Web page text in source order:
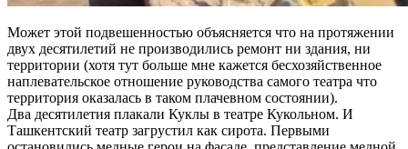
Может этой подвешенностью объясняется что на протяжении
двух десятилетий не производились ремонт ни здания, ни
территории (хотя тут больше мне кажется бесхозяйственное
наплевательское отношение руководства самого театра что
территория оказалась в таком плачевном состоянии).
Два десятилетия плакали Куклы в театре Кукольном. И
Ташкентский театр загрустил как сирота. Первыми